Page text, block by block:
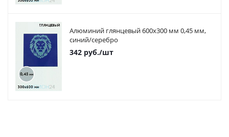
Алюминий глянцевый 600х300 мм 0,45 мм,
синий/серебро
342 руб./шт